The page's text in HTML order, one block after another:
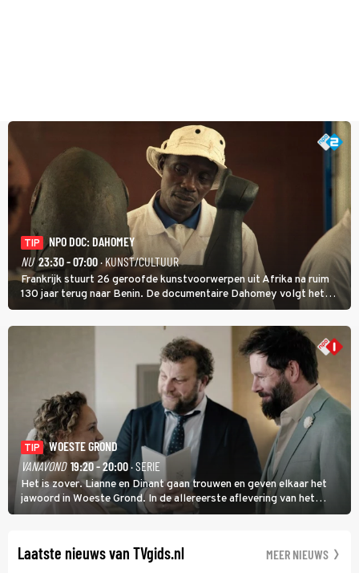
TIP
NPO DOC: DAHOMEY
NU 23:30 - 07:00· KUNST/CULTUUR
Frankrijk stuurt 26 geroofde kunstvoorwerpen uit Afrika na ruim
130 jaar terug naar Benin. De documentaire Dahomey volgt het
transport en toont de aankomst. Inwoners van Benin bespreken de
betekenis van de teruggave.
TIP
WOESTE GROND
VANAVOND 19:20 - 20:00· SERIE
Het is zover. Lianne en Dinant gaan trouwen en geven elkaar het
jawoord in Woeste Grond. In de allereerste aflevering van het
eerste seizoen kwam Lianne vanuit de Randstad naar Twente. Daar
Laatste nieuws van TVgids.nl MEER NIEUWS